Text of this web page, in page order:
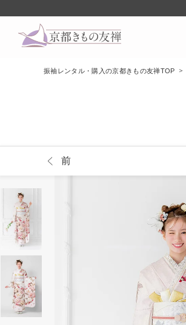
振袖レンタル・購入の京都きもの友禅TOP
前